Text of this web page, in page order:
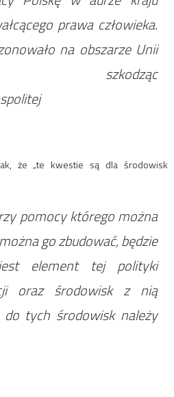
prawa człowieka.
na obszarze Unii
szkodząc
że „te kwestie są dla środowisk
pomocy którego można
go zbudować, będzie
element tej polityki
oraz środowisk z nią
tych środowisk należy